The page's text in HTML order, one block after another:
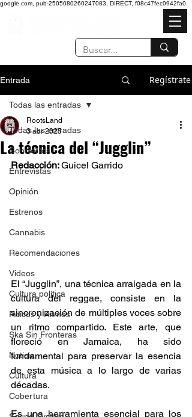
google.com, pub-2505080260247083, DIRECT, f08c47fec0942fa0
Entrada Regístrate
Todas las entradas
Conciertos
Entrevistas
Opinión
Estrenos
Cannabis
Recomendaciones
Videos
Cultura política
Raíces y Ritmos
Ska Sin Fronteras
Noticia
Cultura
Cobertura
Todas las entradas
La técnica del “Jugglin”
RootsLand
3 abr 2025
Redacción: Guicel Garrido
El “Jugglin”, una técnica arraigada en la
cultura del reggae, consiste en la
sincronización de múltiples voces sobre
un ritmo compartido. Este arte, que
floreció en Jamaica, ha sido
fundamental para preservar la esencia
de esta música a lo largo de varias
décadas.
Es una herramienta esencial para los